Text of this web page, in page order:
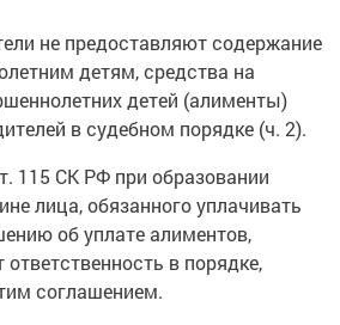
детям, средства на
детей (алименты)
в судебном порядке (ч. 2).
лица, обязанного уплачивать
об уплате алиментов,
в порядке,
соглашением.